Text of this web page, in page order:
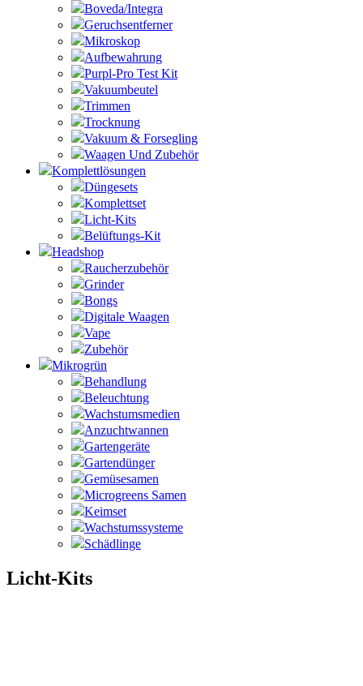
Boveda/Integra
Geruchsentferner
Mikroskop
Aufbewahrung
Purpl-Pro Test Kit
Vakuumbeutel
Trimmen
Trocknung
Vakuum & Forsegling
Waagen Und Zubehör
Komplettlösungen
Düngesets
Komplettset
Licht-Kits
Belüftungs-Kit
Headshop
Raucherzubehör
Grinder
Bongs
Digitale Waagen
Vape
Zubehör
Mikrogrün
Behandlung
Beleuchtung
Wachstumsmedien
Anzuchtwannen
Gartengeräte
Gartendünger
Gemüsesamen
Microgreens Samen
Keimset
Wachstumssysteme
Schädlinge
Licht-Kits